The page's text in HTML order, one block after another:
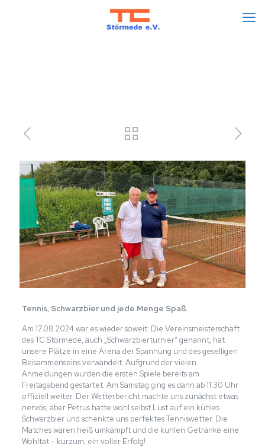
Tennis, Schwarzbier und jede Menge Spaß
Am 17.08.2024 war es wieder soweit: Die Vereinsmeisterschaft
des TC Störmede, auch „Schwarzbierturnier“ genannt, hat
unsere Plätze in eine Arena der Spannung und des geselligen
Beisammenseins verwandelt. Aufgrund der vielen
Anmeldungen wurden die ersten Spiele bereits am
Freitagabend gestartet. Am Samstag ging es dann ab 11:30 Uhr
offiziell weiter. Der Wetterbericht machte uns zunächst etwas
nervös, aber Petrus hatte wohl selbst Lust auf ein kühles
Schwarzbier und schenkte uns perfektes Tenniswetter. Die
Matches waren heiß umkämpft und die kühlen Getränke eine
Wohltat – kurzum, ein voller Erfolg!